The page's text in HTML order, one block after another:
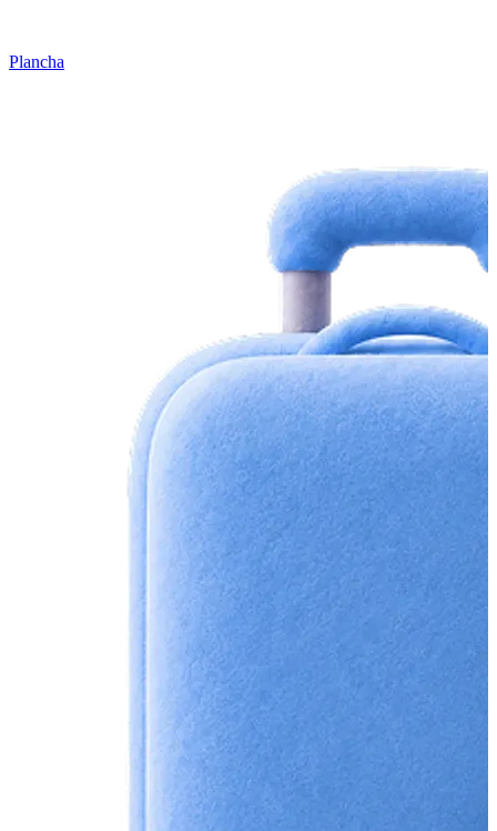
Plancha